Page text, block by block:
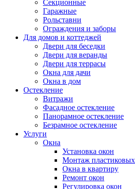
Секционные
Гаражные
Рольставни
Ограждения и заборы
Для домов и коттеджей
Двери для беседки
Двери для веранды
Двери для террасы
Окна для дачи
Окна в дом
Остекление
Витражи
Фасадное остекление
Панорамное остекление
Безрамное остекление
Услуги
Окна
Установка окон
Монтаж
Окна в квартиру
Ремонт окон
Регулировка окон